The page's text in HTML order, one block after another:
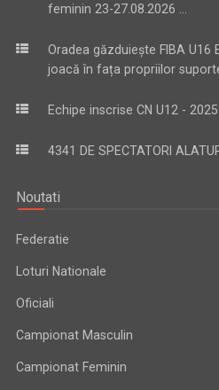
feminin 23-27.08.2026 ...
Oradea găzduiește FIBA U16
joacă în fața propriilor
Echipe inscrise CN U12 - 2025-
4341 DE SPECTATORI
Noutati
Federatie
Loturi Nationale
Oficiali
Campionat Masculin
Campionat Feminin